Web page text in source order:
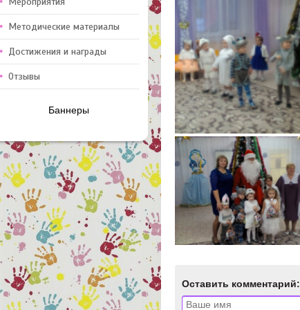
Методические материалы
Достижения и награды
Отзывы
Баннеры
Оставить комментарий: